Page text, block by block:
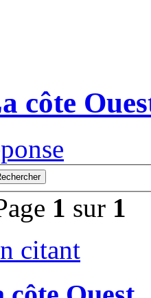
côte
1 sur 1
citant